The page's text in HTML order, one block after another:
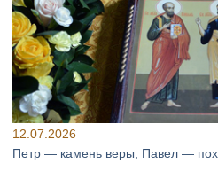
12.07.2026
Петр — камень веры, Павел —